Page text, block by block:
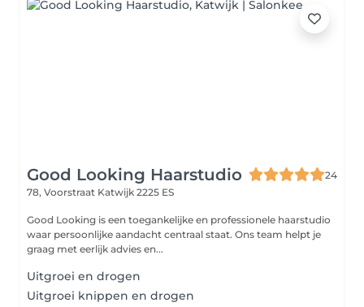
Good Looking Haarstudio
24
78, Voorstraat Katwijk 2225 ES
Good Looking is een toegankelijke en professionele haarstudio
waar persoonlijke aandacht centraal staat. Ons team helpt je
graag met eerlijk advies en...
Uitgroei en drogen
Uitgroei knippen en drogen